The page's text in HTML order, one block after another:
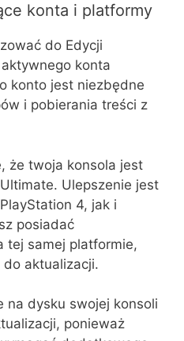
konta i platformy
do Edycji
konta
konto jest niezbędne
i pobierania treści z
że twoja konsola jest
Ulepszenie jest
4, jak i
posiadać
tej samej platformie,
aktualizacji.
na dysku swojej konsoli
ponieważ